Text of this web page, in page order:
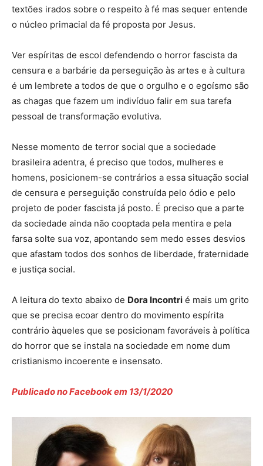
textões irados sobre o respeito à fé mas sequer entende
o núcleo primacial da fé proposta por Jesus.
Ver espíritas de escol defendendo o horror fascista da
censura e a barbárie da perseguição às artes e à cultura
é um lembrete a todos de que o orgulho e o egoísmo são
as chagas que fazem um indivíduo falir em sua tarefa
pessoal de transformação evolutiva.
Nesse momento de terror social que a sociedade
brasileira adentra, é preciso que todos, mulheres e
homens, posicionem-se contrários a essa situação social
de censura e perseguição construída pelo ódio e pelo
projeto de poder fascista já posto. É preciso que a parte
da sociedade ainda não cooptada pela mentira e pela
farsa solte sua voz, apontando sem medo esses desvios
que afastam todos dos sonhos de liberdade, fraternidade
e justiça social.
A leitura do texto abaixo de Dora Incontri é mais um grito
que se precisa ecoar dentro do movimento espírita
contrário àqueles que se posicionam favoráveis à política
do horror que se instala na sociedade em nome dum
cristianismo incoerente e insensato.
Publicado no Facebook em 13/1/2020